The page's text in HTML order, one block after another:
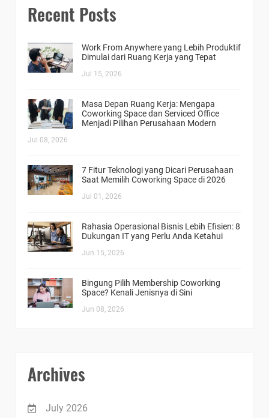
Recent Posts
Work From Anywhere yang Lebih Produktif
Dimulai dari Ruang Kerja yang Tepat
Jul 15, 2026
Masa Depan Ruang Kerja: Mengapa
Coworking Space dan Serviced Office
Menjadi Pilihan Perusahaan Modern
Jul 08, 2026
7 Fitur Teknologi yang Dicari Perusahaan
Saat Memilih Coworking Space di 2026
Jul 01, 2026
Rahasia Operasional Bisnis Lebih Efisien: 8
Dukungan IT yang Perlu Anda Ketahui
Jun 15, 2026
Bingung Pilih Membership Coworking
Space? Kenali Jenisnya di Sini
Jun 08, 2026
Archives
July 2026